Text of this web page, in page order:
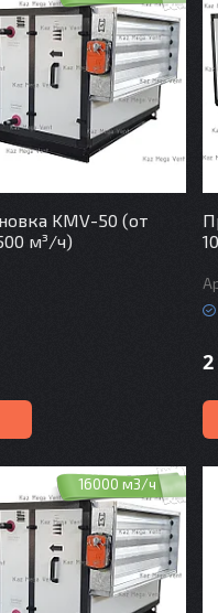
KMV-50 (от
м³/ч)
16000 м3/ч